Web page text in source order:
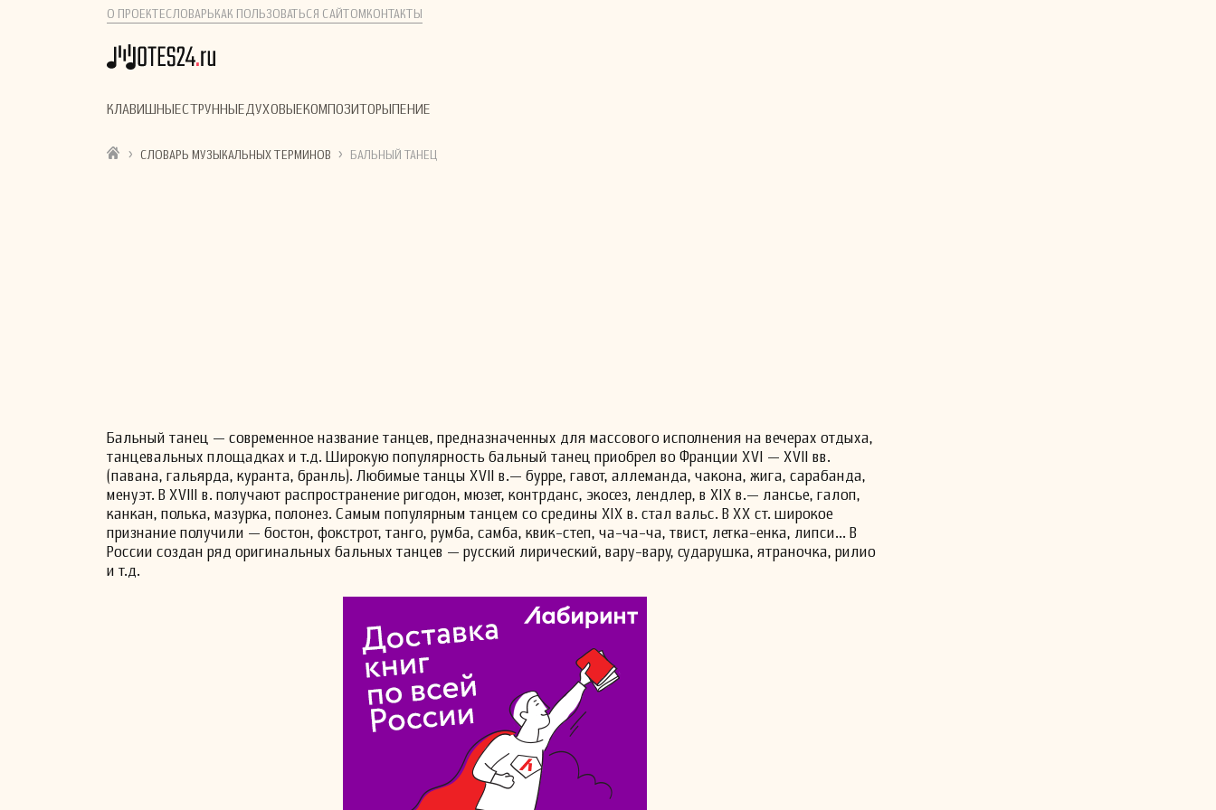
О ПРОЕКТЕСЛОВАРЬ КАК ПОЛЬЗОВАТЬСЯ САЙТОМ КОНТАКТЫ
КЛАВИШНЫЕСТРУННЫЕДУХОВЫЕКОМПОЗИТОРЫ ПЕНИЕ
› СЛОВАРЬ МУЗЫКАЛЬНЫХ ТЕРМИНОВ › БАЛЬНЫЙ ТАНЕЦ
Бальный танец — современное название танцев, предназначенных для массового исполнения на вечерах отдыха,
танцевальных площадках и т.д. Широкую популярность бальный танец приобрел во Франции XVI — XVII вв.
(павана, гальярда, куранта, бранль). Любимые танцы XVII в.— бурре, гавот, аллеманда, чакона, жига, сарабанда,
менуэт. В XVIII в. получают распространение ригодон, мюзет, контрданс, экосез, лендлер, в XIX в.— лансье, галоп,
канкан, полька, мазурка, полонез. Самым популярным танцем со средины XIX в. стал вальс. В XX ст. широкое
признание получили — бостон, фокстрот, танго, румба, самба, квик-степ, ча-ча-ча, твист, летка-енка, липси... В
России создан ряд оригинальных бальных танцев — русский лирический, вару-вару, сударушка, ятраночка, рилио
и т.д.